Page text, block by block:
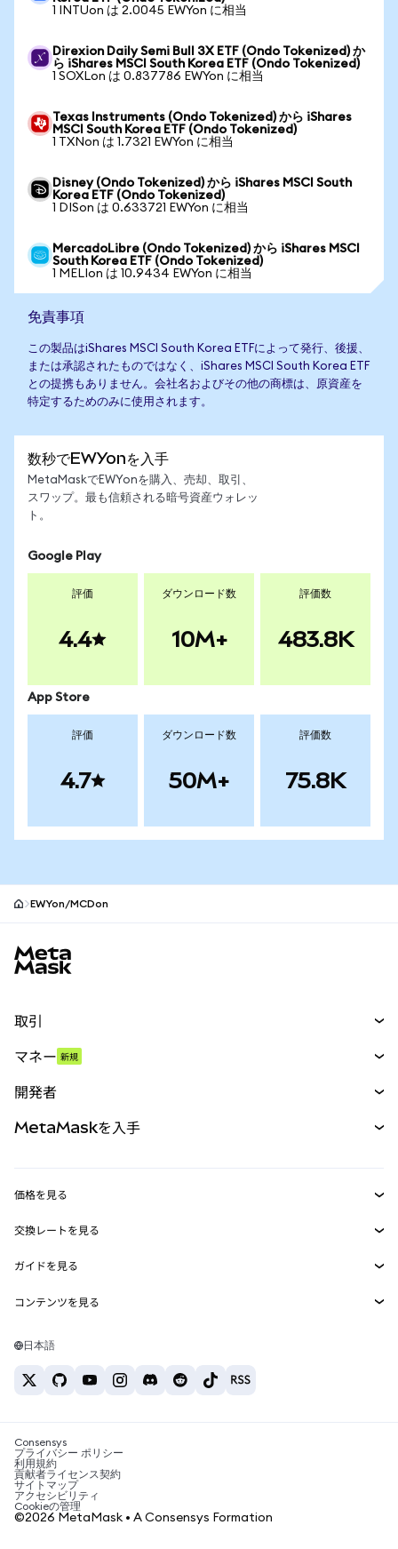
1 INTUon は 2.0045 EWYon に相当
Direxion Daily Semi Bull 3X ETF (Ondo Tokenized) か
ら iShares MSCI South Korea ETF (Ondo Tokenized)
1 SOXLon は 0.837786 EWYon に相当
Texas Instruments (Ondo Tokenized) から iShares
MSCI South Korea ETF (Ondo Tokenized)
1 TXNon は 1.7321 EWYon に相当
Disney (Ondo Tokenized) から iShares MSCI South
Korea ETF (Ondo Tokenized)
1 DISon は 0.633721 EWYon に相当
MercadoLibre (Ondo Tokenized) から iShares MSCI
South Korea ETF (Ondo Tokenized)
1 MELIon は 10.9434 EWYon に相当
免責事項
この製品はiShares MSCI South Korea ETFによって発行、後援、
または承認されたものではなく、iShares MSCI South Korea ETF
との提携もありません。会社名およびその他の商標は、原資産を
特定するためのみに使用されます。
数秒でEWYonを入手
MetaMaskでEWYonを購入、売却、取引、
スワップ。最も信頼される暗号資産ウォレッ
ト。
Google Play
評価
4.4
ダウンロード数
10M+
評価数
483.8K
App Store
評価
4.7
ダウンロード数
50M+
評価数
75.8K
EWYon/MCDon
取引
パーペチュアル
RWA
マネー 新規
開発者
MetaMask Connect
Snaps
Web3サービス
MetaMaskを入手
セキュリティ
サポート
キャリア
お問い合わせ
価格を見る
イーサリアムの価格
Solanaの価格
Tetherの価格
交換レートを見る
ETH→USD
USDT→INR
BTC→INR
ETH→USDT
ガイドを見る
ETHの購入
USDTの購入
SHIBの購入
BNBの購入
コンテンツを見る
Solanaウォレット
税制関連ニュース
暗号資産の購入方法は？
ビットコインを売るには？
日本語
Consensys
プライバシー ポリシー
利用規約
貢献者ライセンス契約
サイトマップ
アクセシビリティ
Cookieの管理
©2026 MetaMask • A Consensys Formation